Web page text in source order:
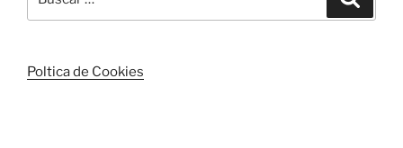
por:
Poltica de Cookies